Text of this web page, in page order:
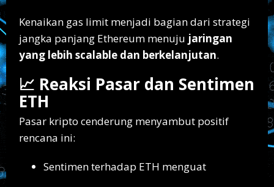
Kenaikan gas limit menjadi bagian dari strategi
jangka panjang Ethereum menuju jaringan
yang lebih scalable dan berkelanjutan.
📈 Reaksi Pasar dan Sentimen
ETH
Pasar kripto cenderung menyambut positif
rencana ini:
Sentimen terhadap ETH menguat